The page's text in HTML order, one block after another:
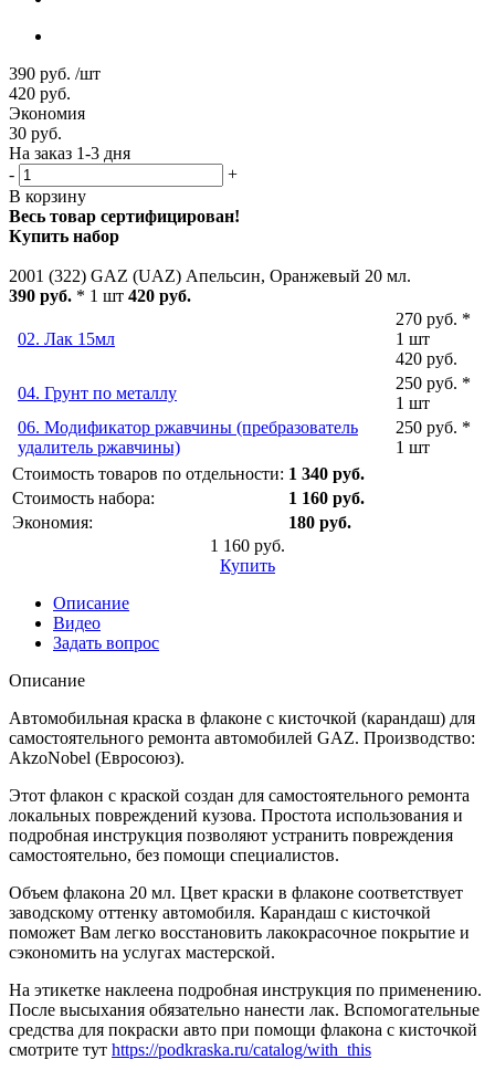
390 руб. /шт
420 руб.
Экономия
30 руб.
На заказ 1-3 дня
-
+
В корзину
Весь товар сертифицирован!
Купить набор
2001 (322) GAZ (UAZ) Апельсин, Оранжевый 20 мл.
390 руб. * 1 шт 420 руб.
02. Лак 15мл
270 руб. *
1 шт
420 руб.
04. Грунт по металлу
250 руб. *
1 шт
06. Модификатор ржавчины (пребразователь
удалитель ржавчины)
250 руб. *
1 шт
Стоимость товаров по отдельности: 1 340 руб.
Стоимость набора:
1 160 руб.
Экономия:
180 руб.
1 160 руб.
Купить
Описание
Видео
Задать вопрос
Описание
Автомобильная краска в флаконе с кисточкой (карандаш) для
самостоятельного ремонта автомобилей GAZ. Производство:
AkzoNobel (Евросоюз).
Этот флакон с краской создан для самостоятельного ремонта
локальных повреждений кузова. Простота использования и
подробная инструкция позволяют устранить повреждения
самостоятельно, без помощи специалистов.
Объем флакона 20 мл. Цвет краски в флаконе соответствует
заводскому оттенку автомобиля. Карандаш с кисточкой
поможет Вам легко восстановить лакокрасочное покрытие и
сэкономить на услугах мастерской.
На этикетке наклеена подробная инструкция по применению.
После высыхания обязательно нанести лак. Вспомогательные
средства для покраски авто при помощи флакона с кисточкой
смотрите тут https://podkraska.ru/catalog/with_this